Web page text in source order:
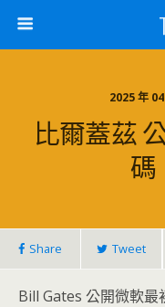
2025 年
比爾蓋茲
碼
Share Tweet
Bill Gates 公開微軟最